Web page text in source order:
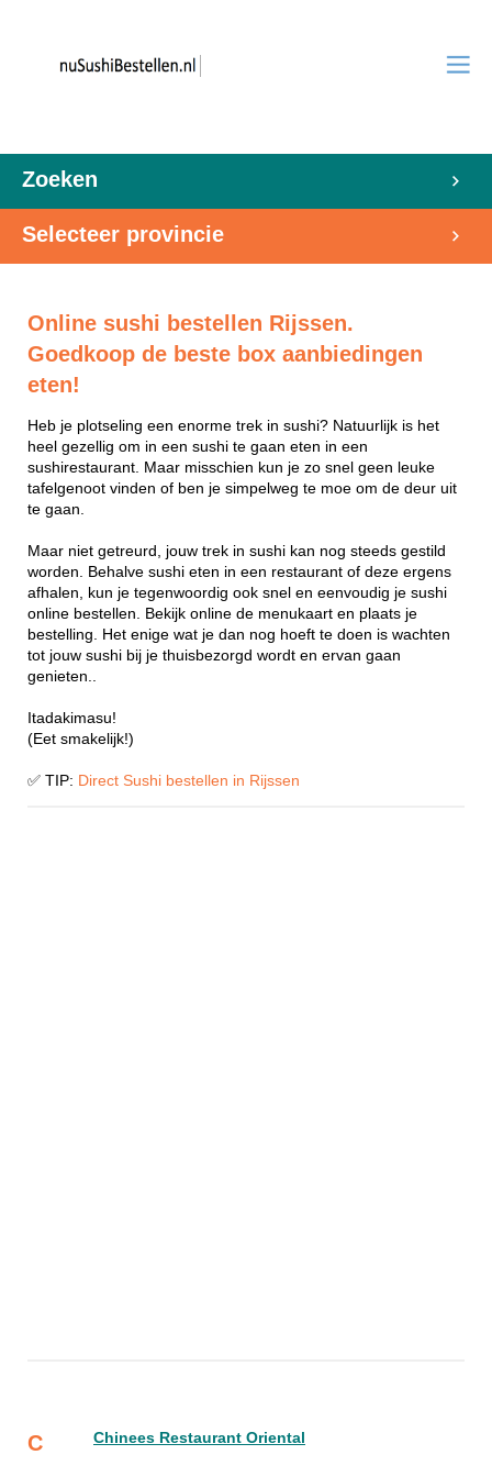
Zoeken
Selecteer provincie
Online sushi bestellen Rijssen.
Goedkoop de beste box aanbiedingen
eten!
Heb je plotseling een enorme trek in sushi? Natuurlijk is het
heel gezellig om in een sushi te gaan eten in een
sushirestaurant. Maar misschien kun je zo snel geen leuke
tafelgenoot vinden of ben je simpelweg te moe om de deur uit
te gaan.
Maar niet getreurd, jouw trek in sushi kan nog steeds gestild
worden. Behalve sushi eten in een restaurant of deze ergens
afhalen, kun je tegenwoordig ook snel en eenvoudig je sushi
online bestellen. Bekijk online de menukaart en plaats je
bestelling. Het enige wat je dan nog hoeft te doen is wachten
tot jouw sushi bij je thuisbezorgd wordt en ervan gaan
genieten..
Itadakimasu!
(Eet smakelijk!)
✅ TIP: Direct Sushi bestellen in Rijssen
C Chinees Restaurant Oriental